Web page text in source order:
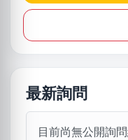
最新詢問
目前尚無公開詢問